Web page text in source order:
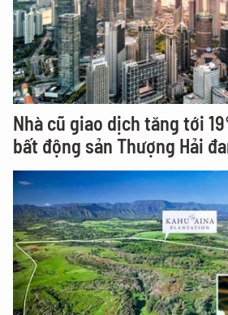
Nhà cũ giao dịch tăng tới
bất động sản Thượng Hải